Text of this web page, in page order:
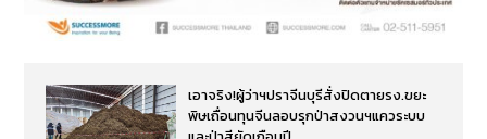
เอาจริง!ผู้ว่าฯปราจีนบุรีสั่งปิดตายรง.ขยะ
พิษเถื่อนทุนจีนลอบรุกป่าสงวนฯแควระบบ